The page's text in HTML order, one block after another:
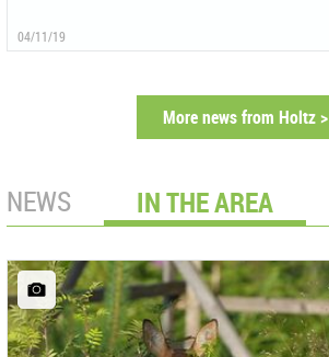
04/11/19
More news from Holtz >
NEWS IN THE AREA